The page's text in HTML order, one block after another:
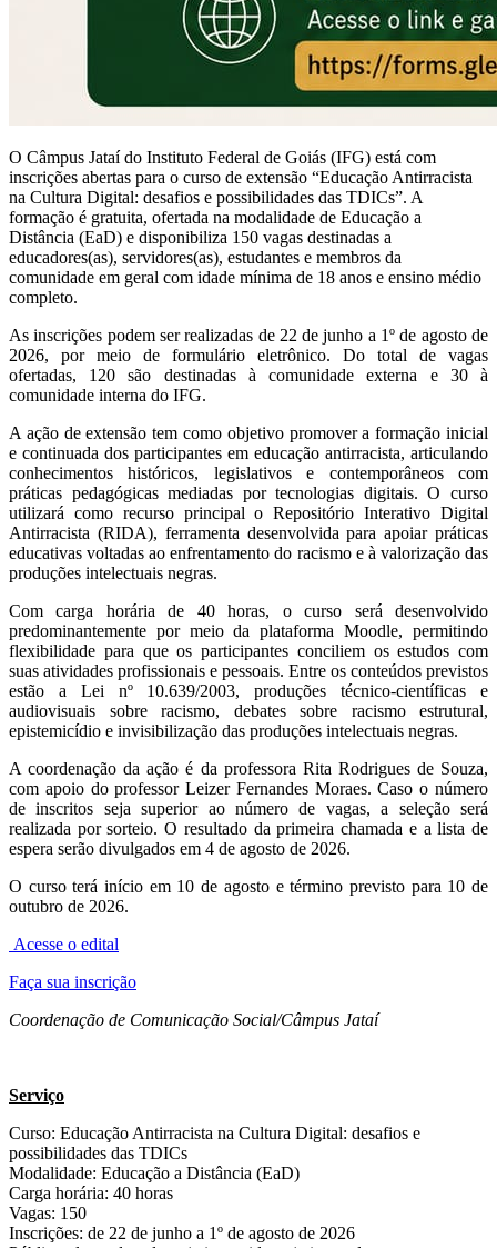
O Câmpus Jataí do Instituto Federal de Goiás (IFG) está com
inscrições abertas para o curso de extensão “Educação Antirracista
na Cultura Digital: desafios e possibilidades das TDICs”. A
formação é gratuita, ofertada na modalidade de Educação a
Distância (EaD) e disponibiliza 150 vagas destinadas a
educadores(as), servidores(as), estudantes e membros da
comunidade em geral com idade mínima de 18 anos e ensino médio
completo.
As inscrições podem ser realizadas de 22 de junho a 1º de agosto de
2026, por meio de formulário eletrônico. Do total de vagas
ofertadas, 120 são destinadas à comunidade externa e 30 à
comunidade interna do IFG.
A ação de extensão tem como objetivo promover a formação inicial
e continuada dos participantes em educação antirracista, articulando
conhecimentos históricos, legislativos e contemporâneos com
práticas pedagógicas mediadas por tecnologias digitais. O curso
utilizará como recurso principal o Repositório Interativo Digital
Antirracista (RIDA), ferramenta desenvolvida para apoiar práticas
educativas voltadas ao enfrentamento do racismo e à valorização das
produções intelectuais negras.
Com carga horária de 40 horas, o curso será desenvolvido
predominantemente por meio da plataforma Moodle, permitindo
flexibilidade para que os participantes conciliem os estudos com
suas atividades profissionais e pessoais. Entre os conteúdos previstos
estão a Lei nº 10.639/2003, produções técnico-científicas e
audiovisuais sobre racismo, debates sobre racismo estrutural,
epistemicídio e invisibilização das produções intelectuais negras.
A coordenação da ação é da professora Rita Rodrigues de Souza,
com apoio do professor Leizer Fernandes Moraes. Caso o número
de inscritos seja superior ao número de vagas, a seleção será
realizada por sorteio. O resultado da primeira chamada e a lista de
espera serão divulgados em 4 de agosto de 2026.
O curso terá início em 10 de agosto e término previsto para 10 de
outubro de 2026.
Acesse o edital
Faça sua inscrição
Coordenação de Comunicação Social/Câmpus Jataí
Serviço
Curso: Educação Antirracista na Cultura Digital: desafios e
possibilidades das TDICs
Modalidade: Educação a Distância (EaD)
Carga horária: 40 horas
Vagas: 150
Inscrições: de 22 de junho a 1º de agosto de 2026